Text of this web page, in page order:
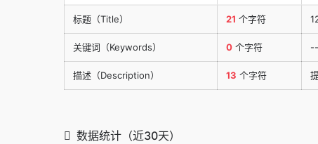
标题（Title） 21 个字符
关键词（Keywords） 0 个字符 --
描述（Description） 13 个字符
数据统计（近30天）